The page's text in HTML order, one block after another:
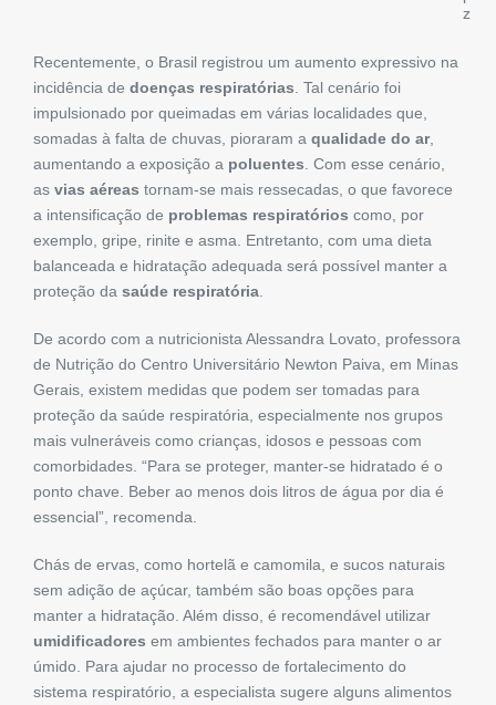
z
Recentemente, o Brasil registrou um aumento expressivo na
incidência de doenças respiratórias. Tal cenário foi
impulsionado por queimadas em várias localidades que,
somadas à falta de chuvas, pioraram a qualidade do ar,
aumentando a exposição a poluentes. Com esse cenário,
as vias aéreas tornam-se mais ressecadas, o que favorece
a intensificação de problemas respiratórios como, por
exemplo, gripe, rinite e asma. Entretanto, com uma dieta
balanceada e hidratação adequada será possível manter a
proteção da saúde respiratória.
De acordo com a nutricionista Alessandra Lovato, professora
de Nutrição do Centro Universitário Newton Paiva, em Minas
Gerais, existem medidas que podem ser tomadas para
proteção da saúde respiratória, especialmente nos grupos
mais vulneráveis como crianças, idosos e pessoas com
comorbidades. “Para se proteger, manter-se hidratado é o
ponto chave. Beber ao menos dois litros de água por dia é
essencial”, recomenda.
Chás de ervas, como hortelã e camomila, e sucos naturais
sem adição de açúcar, também são boas opções para
manter a hidratação. Além disso, é recomendável utilizar
umidificadores em ambientes fechados para manter o ar
úmido. Para ajudar no processo de fortalecimento do
sistema respiratório, a especialista sugere alguns alimentos